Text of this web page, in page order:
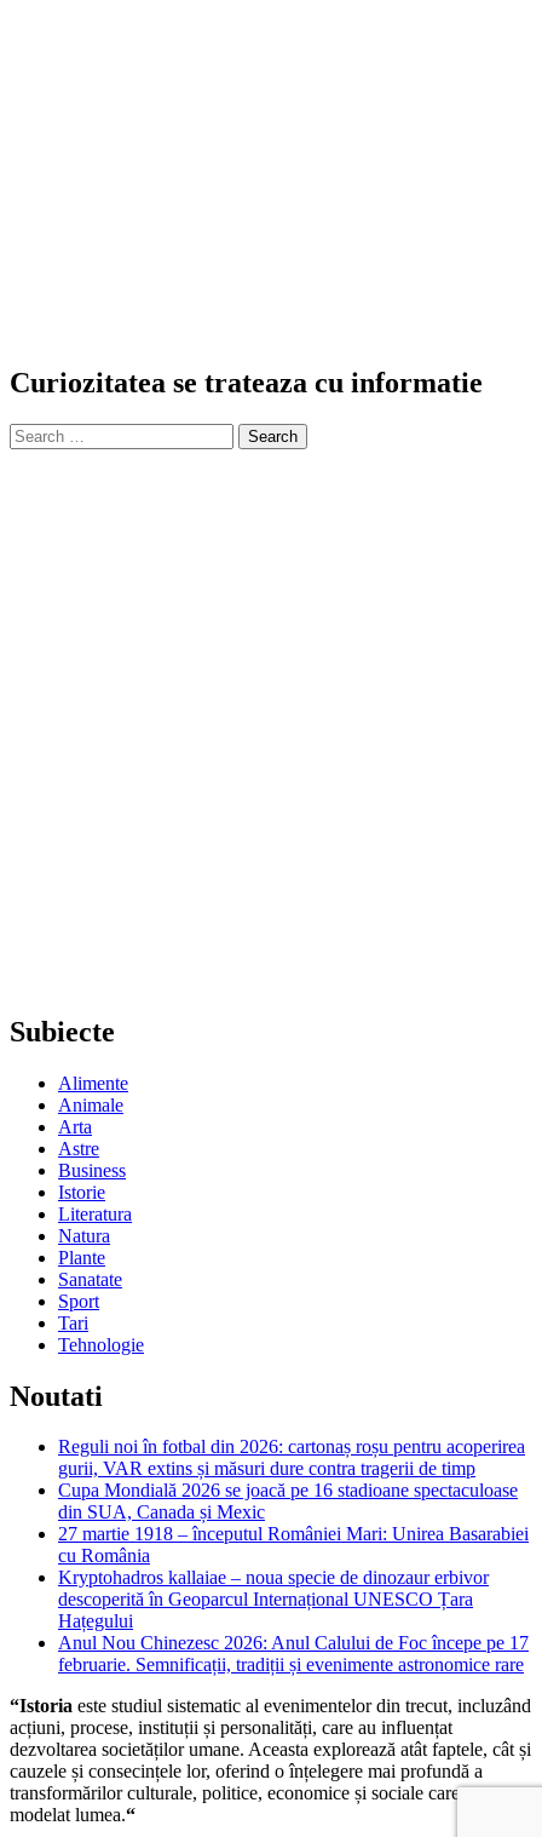
Curiozitatea se trateaza cu informatie
Search
for:
Subiecte
Alimente
Animale
Arta
Astre
Business
Istorie
Literatura
Natura
Plante
Sanatate
Sport
Tari
Tehnologie
Noutati
Reguli noi în fotbal din 2026: cartonaș roșu pentru acoperirea
gurii, VAR extins și măsuri dure contra tragerii de timp
Cupa Mondială 2026 se joacă pe 16 stadioane spectaculoase
din SUA, Canada și Mexic
27 martie 1918 – începutul României Mari: Unirea Basarabiei
cu România
Kryptohadros kallaiae – noua specie de dinozaur erbivor
descoperită în Geoparcul Internațional UNESCO Țara
Hațegului
Anul Nou Chinezesc 2026: Anul Calului de Foc începe pe 17
februarie. Semnificații, tradiții și evenimente astronomice rare
“Istoria este studiul sistematic al evenimentelor din trecut, incluzând
acțiuni, procese, instituții și personalități, care au influențat
dezvoltarea societăților umane. Aceasta explorează atât faptele, cât și
cauzele și consecințele lor, oferind o înțelegere mai profundă a
transformărilor culturale, politice, economice și sociale care au
modelat lumea.“